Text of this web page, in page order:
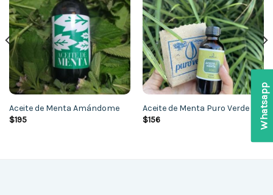
Añadir
a la
lista de
deseos
Aceite de Menta Amándome
$195
Añadir
a la
lista de
deseos
Aceite de Menta Puro Verde
$156 Whatsapp